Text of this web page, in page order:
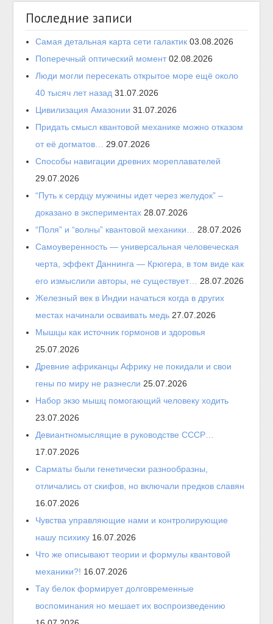
Последние записи
Самая детальная карта сети галактик 03.08.2026
Поперечный оптический момент 02.08.2026
Люди могли пересекать открытое море ещё около
40 тысяч лет назад 31.07.2026
Цивилизация Амазонии 31.07.2026
Придать смысл квантовой механике можно отказом
от её догматов… 29.07.2026
Способы навигации древних мореплавателей
29.07.2026
“Путь к сердцу мужчины идет через желудок” –
доказано в экспериментах 28.07.2026
“Поля” и “волны” квантовой механики… 28.07.2026
Самоуверенность — универсальная человеческая
черта, эффект Даннинга — Крюгера, в том виде как
его измыслили авторы, не существует… 28.07.2026
Железный век в Индии начаться когда в других
местах начинали осваивать медь 27.07.2026
Мышцы как источник гормонов и здоровья
25.07.2026
Древние африканцы Африку не покидали и свои
гены по миру не разнесли 25.07.2026
Набор экзо мышц помогающий человеку ходить
23.07.2026
Девиантномыслящие в руководстве СССР…
17.07.2026
Сарматы были генетически разнообразны,
отличались от скифов, но включали предков славян
16.07.2026
Чувства управляющие нами и контролирующие
нашу психику 16.07.2026
Что же описывают теории и формулы квантовой
механики?! 16.07.2026
Тау белок формирует долговременные
воспоминания но мешает их воспроизведению